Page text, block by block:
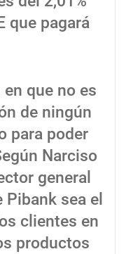
que pagará
que no es
de ningún
para poder
Narciso
general
Pibank sea el
clientes en
productos